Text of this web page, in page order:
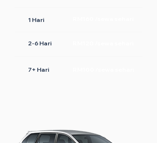
1 Hari
2-6 Hari
7+ Hari